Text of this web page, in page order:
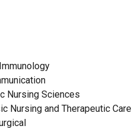
Nursing Sciences
Nursing and Therapeutic Care